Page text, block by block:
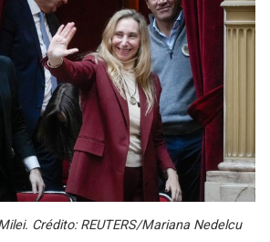
Crédito: REUTERS/Mariana Nedelcu